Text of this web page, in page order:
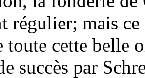
régulier; mais
toute cette belle
succès par